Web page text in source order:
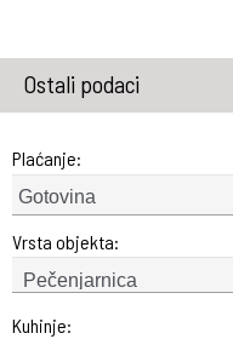
Ostali podaci
Plaćanje:
Gotovina
Vrsta objekta:
Kuhinje: